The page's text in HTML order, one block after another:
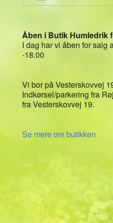
Åben i Butik Humledrik
I dag har vi åben for salg
-18.00
Vi bor på Vesterskovvej
Indkørsel/parkering fra
fra Vesterskovvej 19.
Se mere om butikken